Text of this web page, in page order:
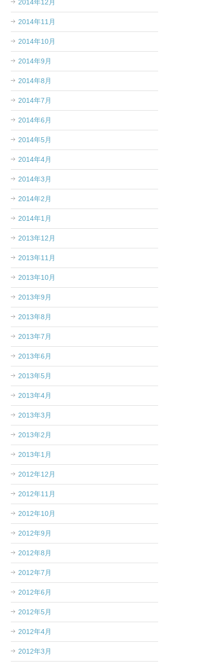
2014年12月
2014年11月
2014年10月
2014年9月
2014年8月
2014年7月
2014年6月
2014年5月
2014年4月
2014年3月
2014年2月
2014年1月
2013年12月
2013年11月
2013年10月
2013年9月
2013年8月
2013年7月
2013年6月
2013年5月
2013年4月
2013年3月
2013年2月
2013年1月
2012年12月
2012年11月
2012年10月
2012年9月
2012年8月
2012年7月
2012年6月
2012年5月
2012年4月
2012年3月